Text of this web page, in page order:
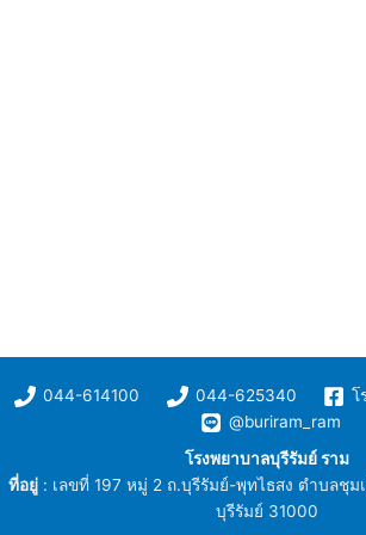
044-614100 044-625340
โ
@buriram_ram
โรงพยาบาลบุรีรัมย์ ราม
ที่อยู่ : เลขที่ 197 หมู่ 2 ถ.บุรีรัมย์-พุทไธสง ตำบลชุม
บุรีรัมย์ 31000